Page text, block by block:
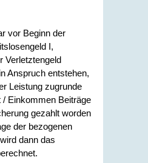
vor Beginn der
I,
Verletztengeld
Anspruch entstehen,
Leistung zugrunde
/ Einkommen Beiträge
gezahlt worden
der bezogenen
dann das